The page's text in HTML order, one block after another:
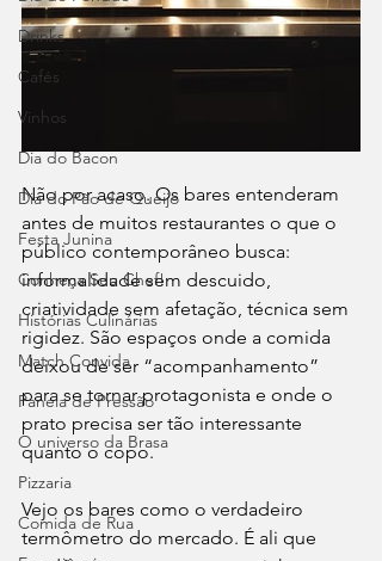
Drinks
Cafés
Vinhos
Dia do Bacon
Dia do Pão de Queijo
Festa Junina
Conheça Seu Chef!
Histórias Culinárias
Match Convida
Panela de Pressão
O universo da Brasa
Pizzaria
Comida de Rua
Não por acaso. Os bares entenderam
antes de muitos restaurantes o que o
público contemporâneo busca:
informalidade sem descuido,
criatividade sem afetação, técnica sem
rigidez. São espaços onde a comida
deixou de ser “acompanhamento”
para se tornar protagonista e onde o
prato precisa ser tão interessante
quanto o copo.
Vejo os bares como o verdadeiro
termômetro do mercado. É ali que